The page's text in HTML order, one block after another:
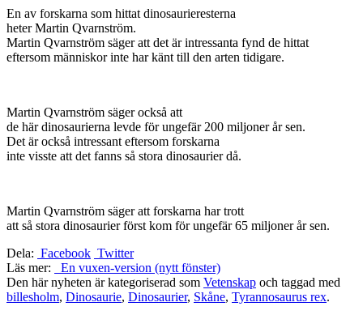
En av forskarna som hittat dinosaurieresterna
heter Martin Qvarnström.
Martin Qvarnström säger att det är intressanta fynd de hittat
eftersom människor inte har känt till den arten tidigare.
Martin Qvarnström säger också att
de här dinosaurierna levde för ungefär 200 miljoner år sen.
Det är också intressant eftersom forskarna
inte visste att det fanns så stora dinosaurier då.
Martin Qvarnström säger att forskarna har trott
att så stora dinosaurier först kom för ungefär 65 miljoner år sen.
Dela: Facebook Twitter
Läs mer:
En vuxen-version (nytt fönster)
Den här nyheten är kategoriserad som Vetenskap och taggad med
billesholm, Dinosaurie, Dinosaurier, Skåne, Tyrannosaurus rex.